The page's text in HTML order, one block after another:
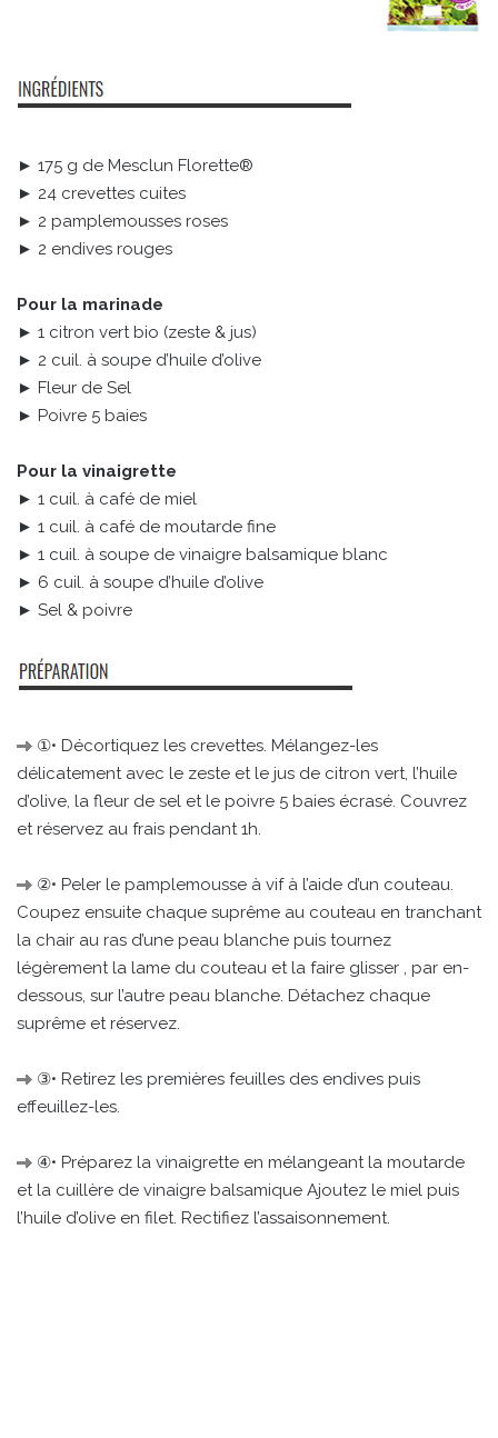
► 175 g de Mesclun Florette®
► 24 crevettes cuites
► 2 pamplemousses roses
► 2 endives rouges
Pour la marinade
► 1 citron vert bio (zeste & jus)
► 2 cuil. à soupe d’huile d’olive
► Fleur de Sel
► Poivre 5 baies
Pour la vinaigrette
► 1 cuil. à café de miel
► 1 cuil. à café de moutarde fine
► 1 cuil. à soupe de vinaigre balsamique blanc
► 6 cuil. à soupe d’huile d’olive
► Sel & poivre
①• Décortiquez les crevettes. Mélangez-les
délicatement avec le zeste et le jus de citron vert, l’huile
d’olive, la fleur de sel et le poivre 5 baies écrasé. Couvrez
et réservez au frais pendant 1h.
②• Peler le pamplemousse à vif à l’aide d’un couteau.
Coupez ensuite chaque suprême au couteau en tranchant
la chair au ras d’une peau blanche puis tournez
légèrement la lame du couteau et la faire glisser , par en-
dessous, sur l’autre peau blanche. Détachez chaque
suprême et réservez.
③• Retirez les premières feuilles des endives puis
effeuillez-les.
④• Préparez la vinaigrette en mélangeant la moutarde
et la cuillère de vinaigre balsamique Ajoutez le miel puis
l’huile d’olive en filet. Rectifiez l’assaisonnement.